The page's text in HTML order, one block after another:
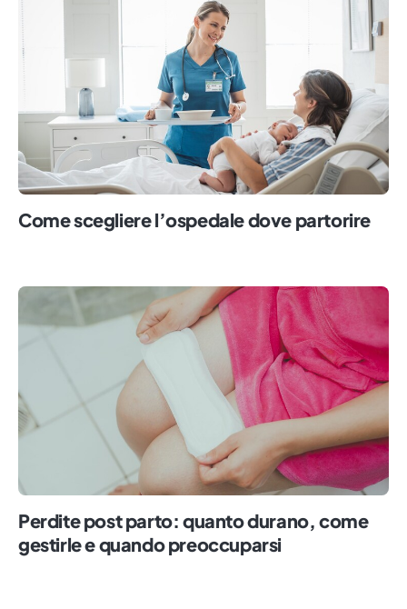
Come scegliere l’ospedale dove partorire
Perdite post parto: quanto durano, come
gestirle e quando preoccuparsi